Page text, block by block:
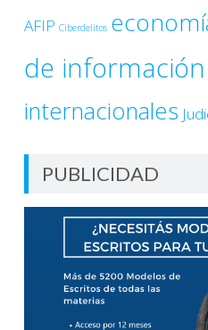
AFIP Ciberdelitos
de información
internacionales
PUBLICIDAD